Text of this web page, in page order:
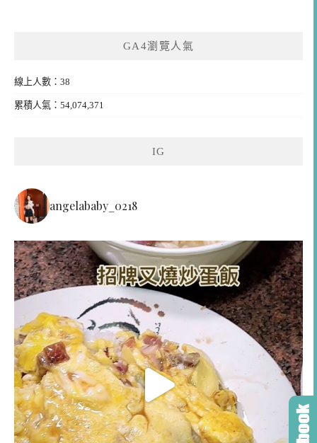
GA4瀏覽人氣
線上人數：38
累積人氣：54,074,371
IG
angelababy_0218